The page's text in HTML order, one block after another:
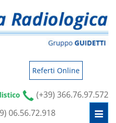
Referti Online
(+39) 366.76.97.572
06.56.72.918